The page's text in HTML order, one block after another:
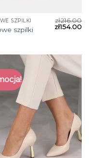
SZPILKI
szpilki
zł216.00
zł154.00